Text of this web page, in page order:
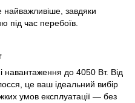
найважливіше, завдяки
під час перебоїв.
навантаження до 4050 Вт. Від
це ваш ідеальний вибір
умов експлуатації — без